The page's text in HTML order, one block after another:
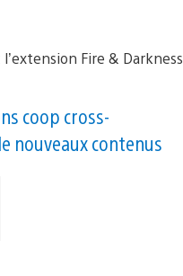
coop cross-
nouveaux contenus